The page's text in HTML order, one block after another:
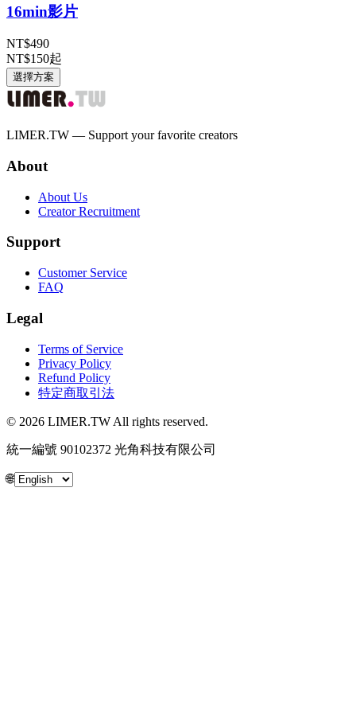
16min影片
NT$490
NT$150起
選擇方案
LIMER.TW — Support your favorite creators
About
About Us
Creator Recruitment
Support
Customer Service
FAQ
Legal
Terms of Service
Privacy Policy
Refund Policy
特定商取引法
© 2026 LIMER.TW All rights reserved.
統一編號 90102372 光角科技有限公司
🌐